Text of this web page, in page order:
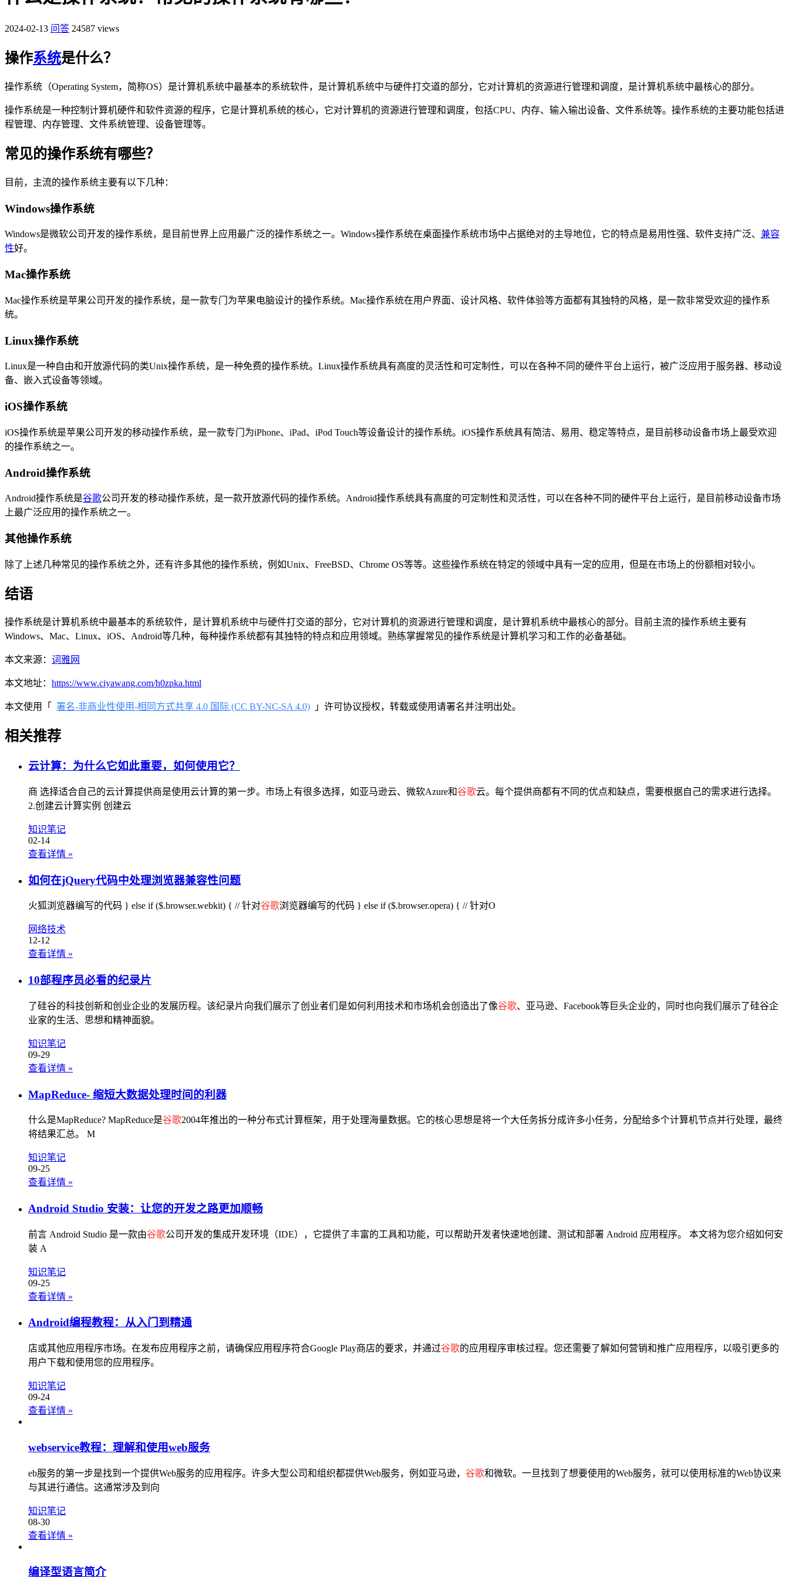
2024-02-13 问答 24587 views
操作系统是什么？
操作系统（Operating System，简称OS）是计算机系统中最基本的系统软件，是计算机系统中与硬件打交道的部分，它对计算机的资源进行管理和调度，是计算机系统中最核心的部分。
操作系统是一种控制计算机硬件和软件资源的程序，它是计算机系统的核心，它对计算机的资源进行管理和调度，包括CPU、内存、输入输出设备、文件系统等。操作系统的主要功能包括进
程管理、内存管理、文件系统管理、设备管理等。
常见的操作系统有哪些？
目前，主流的操作系统主要有以下几种：
Windows操作系统
Windows是微软公司开发的操作系统，是目前世界上应用最广泛的操作系统之一。Windows操作系统在桌面操作系统市场中占据绝对的主导地位，它的特点是易用性强、软件支持广泛、 兼容
性好。
Mac操作系统
Mac操作系统是苹果公司开发的操作系统，是一款专门为苹果电脑设计的操作系统。Mac操作系统在用户界面、设计风格、软件体验等方面都有其独特的风格，是一款非常受欢迎的操作系
统。
Linux操作系统
Linux是一种自由和开放源代码的类Unix操作系统，是一种免费的操作系统。Linux操作系统具有高度的灵活性和可定制性，可以在各种不同的硬件平台上运行，被广泛应用于服务器、移动设
备、嵌入式设备等领域。
iOS操作系统
iOS操作系统是苹果公司开发的移动操作系统，是一款专门为iPhone、iPad、iPod Touch等设备设计的操作系统。iOS操作系统具有简洁、易用、稳定等特点，是目前移动设备市场上最受欢迎
的操作系统之一。
Android操作系统
Android操作系统是谷歌公司开发的移动操作系统，是一款开放源代码的操作系统。Android操作系统具有高度的可定制性和灵活性，可以在各种不同的硬件平台上运行，是目前移动设备市场
上最广泛应用的操作系统之一。
其他操作系统
除了上述几种常见的操作系统之外，还有许多其他的操作系统，例如Unix、FreeBSD、Chrome OS等等。这些操作系统在特定的领域中具有一定的应用，但是在市场上的份额相对较小。
结语
操作系统是计算机系统中最基本的系统软件，是计算机系统中与硬件打交道的部分，它对计算机的资源进行管理和调度，是计算机系统中最核心的部分。目前主流的操作系统主要有
Windows、Mac、Linux、iOS、Android等几种，每种操作系统都有其独特的特点和应用领域。熟练掌握常见的操作系统是计算机学习和工作的必备基础。
本文来源： 词雅网
本文地址： https://www.ciyawang.com/h0zpka.html
本文使用「 署名-非商业性使用-相同方式共享 4.0 国际 (CC BY-NC-SA 4.0) 」许可协议授权，转载或使用请署名并注明出处。
相关推荐
云计算：为什么它如此重要，如何使用它？
商 选择适合自己的云计算提供商是使用云计算的第一步。市场上有很多选择，如亚马逊云、微软Azure和谷歌云。每个提供商都有不同的优点和缺点，需要根据自己的需求进行选择。
2.创建云计算实例 创建云
知识笔记
02-14
查看详情 »
如何在jQuery代码中处理浏览器兼容性问题
火狐浏览器编写的代码 } else if ($.browser.webkit) { // 针对谷歌浏览器编写的代码 } else if ($.browser.opera) { // 针对O
网络技术
12-12
查看详情 »
10部程序员必看的纪录片
了硅谷的科技创新和创业企业的发展历程。该纪录片向我们展示了创业者们是如何利用技术和市场机会创造出了像谷歌、亚马逊、Facebook等巨头企业的，同时也向我们展示了硅谷企
业家的生活、思想和精神面貌。
知识笔记
09-29
查看详情 »
MapReduce- 缩短大数据处理时间的利器
什么是MapReduce? MapReduce是谷歌2004年推出的一种分布式计算框架，用于处理海量数据。它的核心思想是将一个大任务拆分成许多小任务，分配给多个计算机节点并行处理，最终
将结果汇总。 M
知识笔记
09-25
查看详情 »
Android Studio 安装：让您的开发之路更加顺畅
前言 Android Studio 是一款由谷歌公司开发的集成开发环境（IDE），它提供了丰富的工具和功能，可以帮助开发者快速地创建、测试和部署 Android 应用程序。 本文将为您介绍如何安
装 A
知识笔记
09-25
查看详情 »
Android编程教程：从入门到精通
店或其他应用程序市场。在发布应用程序之前，请确保应用程序符合Google Play商店的要求，并通过谷歌的应用程序审核过程。您还需要了解如何营销和推广应用程序，以吸引更多的
用户下载和使用您的应用程序。
知识笔记
09-24
查看详情 »
webservice教程：理解和使用web服务
eb服务的第一步是找到一个提供Web服务的应用程序。许多大型公司和组织都提供Web服务，例如亚马逊， 谷歌和微软。一旦找到了想要使用的Web服务，就可以使用标准的Web协议来
与其进行通信。这通常涉及到向
知识笔记
08-30
查看详情 »
编译型语言简介